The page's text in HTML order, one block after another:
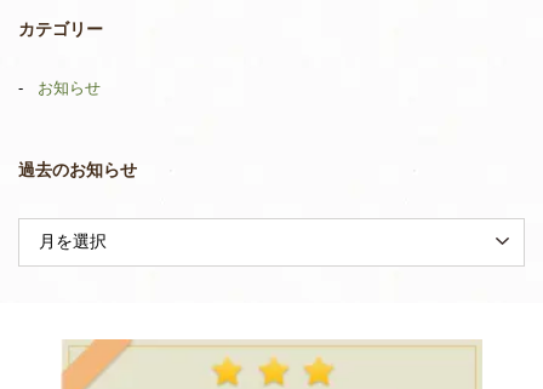
カテゴリー
お知らせ
過去のお知らせ